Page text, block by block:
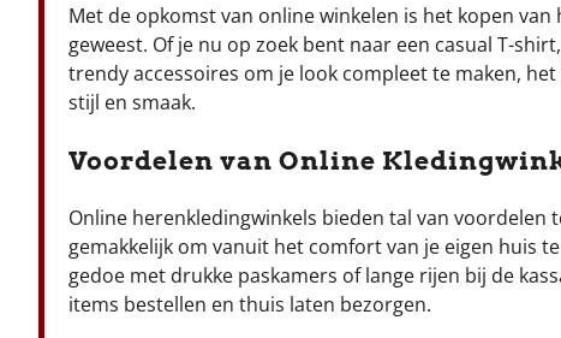
Met de opkomst van online winkelen is het kopen
geweest. Of je nu op zoek bent naar een casual T-
trendy accessoires om je look compleet te maken,
stijl en smaak.
Voordelen van Online
Online herenkledingwinkels bieden tal van
gemakkelijk om vanuit het comfort van je eigen huis
gedoe met drukke paskamers of lange rijen bij de
items bestellen en thuis laten bezorgen.